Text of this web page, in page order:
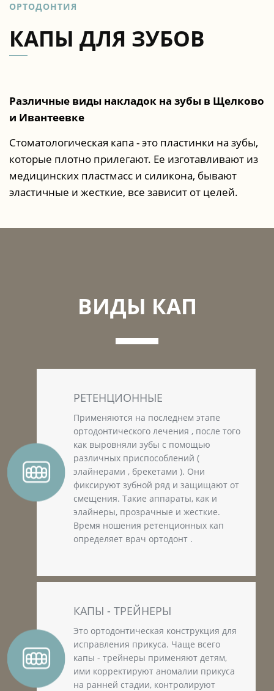
ОРТОДОНТИЯ
КАПЫ ДЛЯ ЗУБОВ
Различные виды накладок на зубы в Щелково
и Ивантеевке
Стоматологическая капа - это пластинки на зубы,
которые плотно прилегают. Ее изготавливают из
медицинских пластмасс и силикона, бывают
эластичные и жесткие, все зависит от целей.
ВИДЫ КАП
РЕТЕНЦИОННЫЕ
Применяются на последнем этапе
ортодонтического лечения , после того
как выровняли зубы с помощью
различных приспособлений (
элайнерами , брекетами ). Они
фиксируют зубной ряд и защищают от
смещения. Такие аппараты, как и
элайнеры, прозрачные и жесткие.
Время ношения ретенционных кап
определяет врач ортодонт .
КАПЫ - ТРЕЙНЕРЫ
Это ортодонтическая конструкция для
исправления прикуса. Чаще всего
капы - трейнеры применяют детям,
ими корректируют аномалии прикуса
на ранней стадии, контролируют